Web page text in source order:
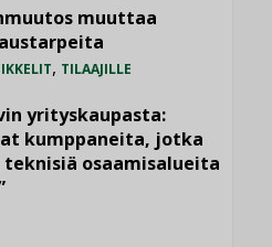
muuttaa
, TILAAJILLE
yrityskaupasta:
kumppaneita, jotka
osaamisalueita